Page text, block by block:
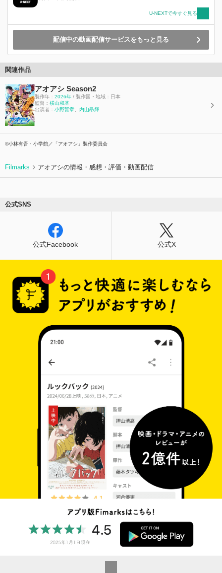
U-NEXTで今すぐ見る
配信中の動画配信サービスをもっと見る
関連作品
アオアシ Season2
製作年： 2026年 / 製作国・地域：日本
監督： 横⼭和基
出演者： 小野賢章 内山昂輝
©小林有吾・小学館／「アオアシ」製作委員会
Filmarks アオアシの情報・感想・評価・動画配信
公式SNS
公式Facebook 公式X